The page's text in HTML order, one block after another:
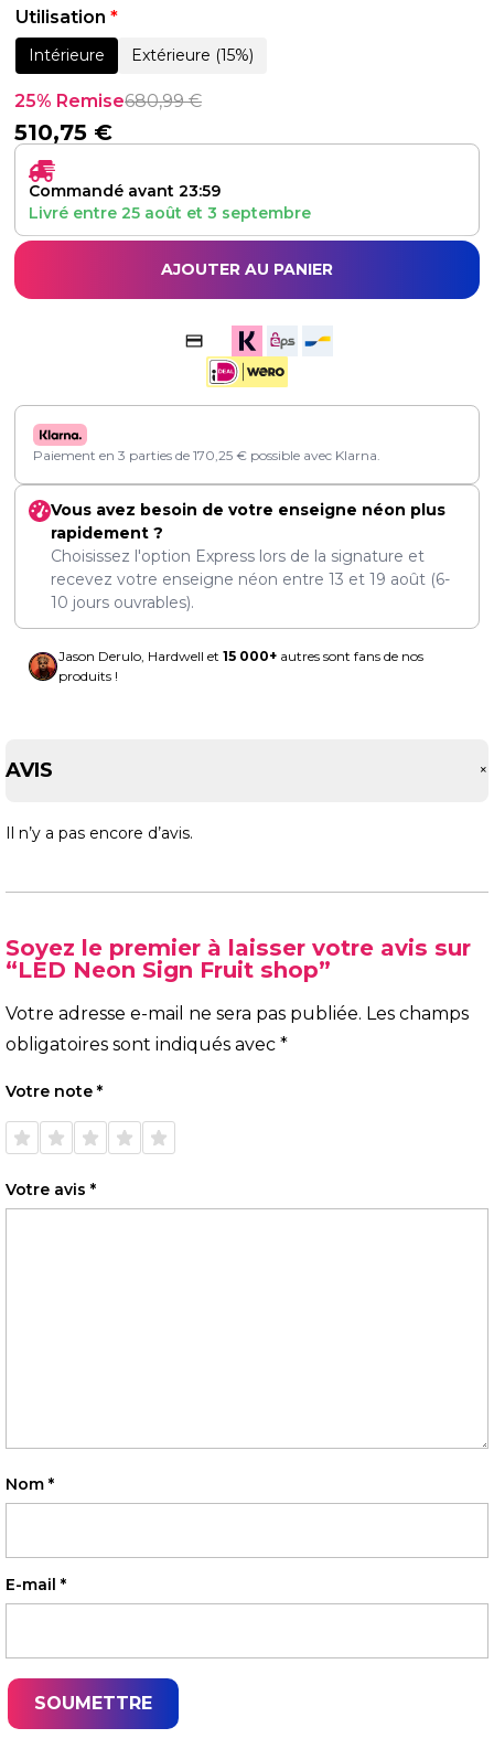
Utilisation *
Intérieure Extérieure (15%)
25% Remise680,99€
510,75 €
Commandé avant 23:59
Livré entre 25 août et 3 septembre
AJOUTER AU PANIER
Paiement en 3 parties de 170,25 € possible avec Klarna.
Vous avez besoin de votre enseigne néon plus
rapidement ?
Choisissez l'option Express lors de la signature et
recevez votre enseigne néon entre 13 et 19 août (6-
10 jours ouvrables).
Jason Derulo, Hardwell et 15 000+ autres sont fans de nos
produits !
AVIS +
Il n’y a pas encore d’avis.
Soyez le premier à laisser votre avis sur
“LED Neon Sign Fruit shop”
Votre adresse e-mail ne sera pas publiée. Les champs
obligatoires sont indiqués avec *
Votre note *
1 étoile
sur 5
2 étoiles
sur 5
3 étoiles
sur 5
4 étoiles
sur 5
5 étoiles
sur 5
Votre avis *
Nom *
E-mail *